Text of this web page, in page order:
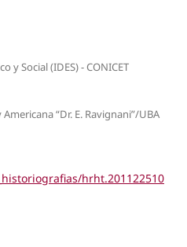
y Social (IDES) - CONICET
“Dr. E. Ravignani”/UBA
hrht.201122510